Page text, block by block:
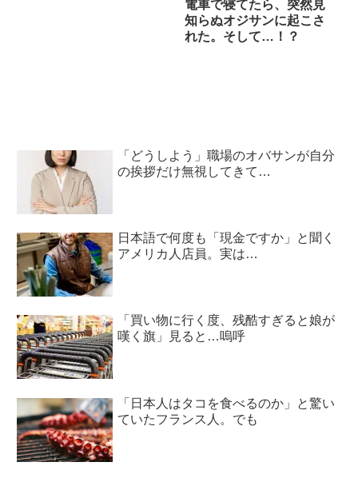
電車で寝てたら、突然見
知らぬオジサンに起こさ
れた。そして…！？
「どうしよう」職場のオバサンが自分
の挨拶だけ無視してきて…
日本語で何度も「現金ですか」と聞く
アメリカ人店員。実は…
「買い物に行く度、残酷すぎると娘が
嘆く旗」見ると…嗚呼
「日本人はタコを食べるのか」と驚い
ていたフランス人。でも